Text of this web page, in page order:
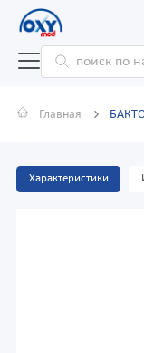
Главная
Характеристики